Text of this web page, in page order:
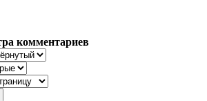
комментариев